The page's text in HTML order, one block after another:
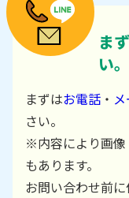
ま
い。
まずはお電話 ・
さい。
※内容により画像
もあります。
お問い合わせ前